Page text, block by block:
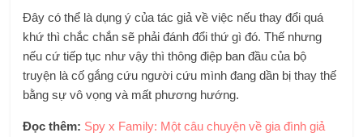
Đây có thể là dụng ý của tác giả về việc nếu thay đổi quá
khứ thì chắc chắn sẽ phải đánh đổi thứ gì đó. Thế nhưng
nếu cứ tiếp tục như vậy thì thông điệp ban đầu của bộ
truyện là cố gắng cứu người cứu mình đang dần bị thay thế
bằng sự vô vọng và mất phương hướng.
Đọc thêm: Spy x Family: Một câu chuyện về gia đình giả